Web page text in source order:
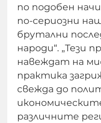
по подобен
по-сериозни
брутални
народи“. „Тези
навеждат на
практика
свежда до
различните